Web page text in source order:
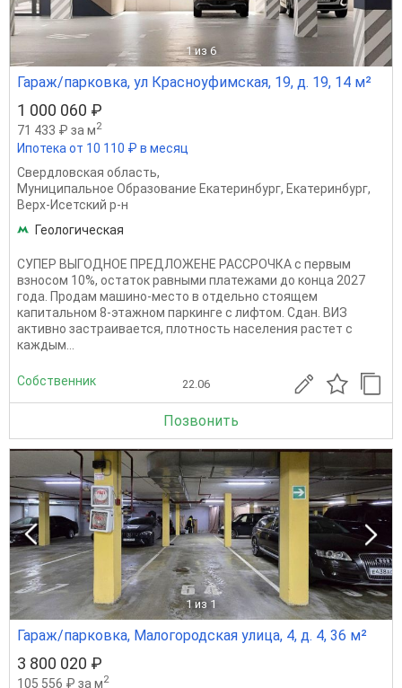
1 из 6
Гараж/парковка, ул Красноуфимская, 19, д. 19, 14 м²
1 000 060 ₽
71 433 ₽ за м2
Ипотека от 10 110 ₽ в месяц
Свердловская область,
Муниципальное Образование Екатеринбург, Екатеринбург,
Верх-Исетский р-н
Геологическая
СУПЕР ВЫГОДНОЕ ПРЕДЛОЖЕНЕ РАССРОЧКА с первым
взносом 10%, остаток равными платежами до конца 2027
года. Продам машино-место в отдельно стоящем
капитальном 8-этажном паркинге с лифтом. Сдан. ВИЗ
активно застраивается, плотность населения растет с
каждым...
Собственник 22.06
Позвонить
1 из 1
Гараж/парковка, Малогородская улица, 4, д. 4, 36 м²
3 800 020 ₽
105 556 ₽ за м2